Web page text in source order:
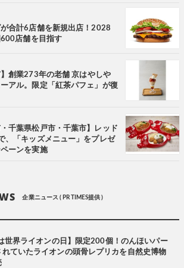
合計6店舗を新規出店！2028
店舗を目指す
】創業273年の老舗 京はやしや
アル。限定「紅茶パフェ」が復
・千葉県松戸市・千葉市】レッド
、「キッズメニュー」をプレゼ
ーンを実施
企業ニュース ( PR TIMES提供 )
世界ライオンの日】限定200個！のんほいパー
れていたライオンの頭骨レプリカを自然史博物